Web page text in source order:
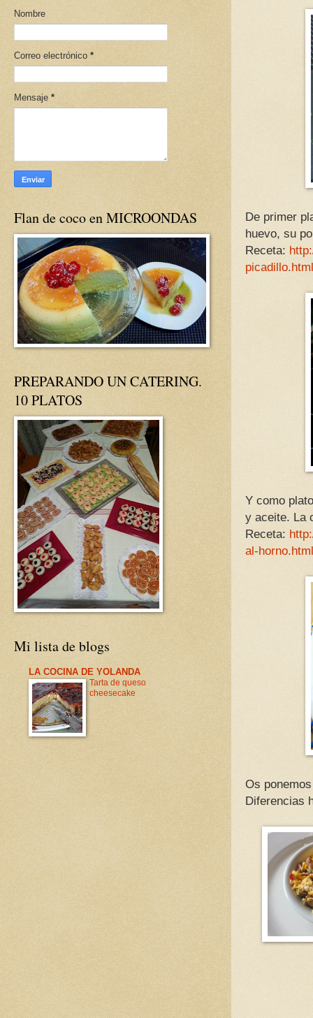
De primer
huevo, su
Receta:
picadillo.html
Y como
y aceite. La
Receta:
al-horno.html
Os
Diferencias
Nombre
Correo electrónico *
Mensaje *
Flan de coco en MICROONDAS
PREPARANDO UN CATERING.
10 PLATOS
Mi lista de blogs
LA COCINA DE YOLANDA
Tarta de queso
cheesecake